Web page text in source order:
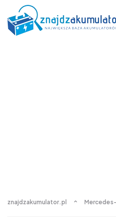
znajdzakumulator.pl